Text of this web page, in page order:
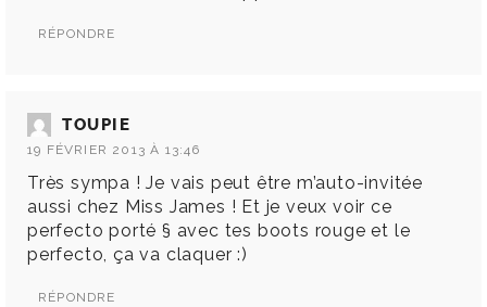
RÉPONDRE
TOUPIE
19 FÉVRIER 2013 À 13:46
Très sympa ! Je vais peut être m’auto-invitée
aussi chez Miss James ! Et je veux voir ce
perfecto porté § avec tes boots rouge et le
perfecto, ça va claquer :)
RÉPONDRE